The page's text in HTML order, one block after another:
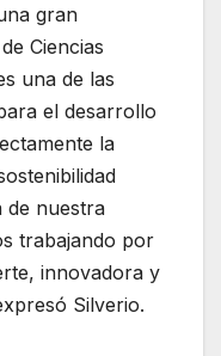
gran
Ciencias
una de las
el desarrollo
la
de nuestra
trabajando por
innovadora y
Silverio.